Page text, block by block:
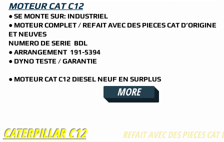
MOTEUR CAT C12
● SE MONTE SUR: INDUSTRIEL
● MOTEUR COMPLET / REFAIT AVEC DES PIECES CAT D’ORIGINE
ET NEUVES
NUMERO DE SERIE BDL
● ARRANGEMENT 191-5394
● DYNO TESTE / GARANTIE
● MOTEUR CAT C12 DIESEL NEUF EN SURPLUS
MORE
CATERPILLAR C12 REFAIT AVEC DES PIECES